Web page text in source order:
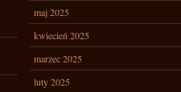
maj 2025
kwiecień 2025
marzec 2025
luty 2025